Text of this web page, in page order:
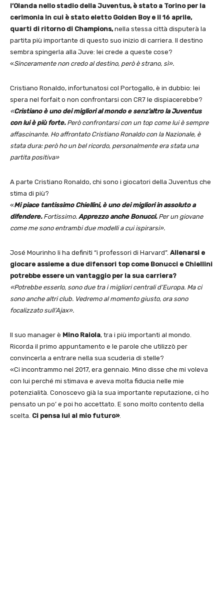
l’Olanda nello stadio della Juventus, è stato a Torino per la
cerimonia in cui è stato eletto Golden Boy e il 16 aprile,
quarti di ritorno di Champions,nella stessa città disputerà la
partita più importante di questo suo inizio di carriera. Il destino
sembra spingerla alla Juve: lei crede a queste cose?
«Sinceramente non credo al destino, però è strano, sì».
Cristiano Ronaldo, infortunatosi col Portogallo, è in dubbio: lei
spera nel forfait o non confrontarsi con CR7 le dispiacerebbe?
«Cristiano è uno dei migliori al mondo e senz’altro la Juventus
con lui è più forte.Però confrontarsi con un top come lui è sempre
affascinante. Ho affrontato Cristiano Ronaldo con la Nazionale, è
stata dura: però ho un bel ricordo, personalmente era stata una
partita positiva»
A parte Cristiano Ronaldo, chi sono i giocatori della Juventus che
stima di più?
«Mi piace tantissimo Chiellini, è uno dei migliori in assoluto a
difendere.Fortissimo. Apprezzo anche Bonucci.Per un giovane
come me sono entrambi due modelli a cui ispirarsi».
José Mourinho li ha definiti “i professori di Harvard”. Allenarsi e
giocare assieme a due difensori top come Bonucci e Chiellini
potrebbe essere un vantaggio per la sua carriera?
«Potrebbe esserlo, sono due tra i migliori centrali d’Europa. Ma ci
sono anche altri club. Vedremo al momento giusto, ora sono
focalizzato sull’Ajax».
Il suo manager è Mino Raiola, tra i più importanti al mondo.
Ricorda il primo appuntamento e le parole che utilizzò per
convincerla a entrare nella sua scuderia di stelle?
«Ci incontrammo nel 2017, era gennaio. Mino disse che mi voleva
con lui perché mi stimava e aveva molta fiducia nelle mie
potenzialità. Conoscevo già la sua importante reputazione, ci ho
pensato un po’ e poi ho accettato. E sono molto contento della
scelta. Ci pensa lui al mio futuro».